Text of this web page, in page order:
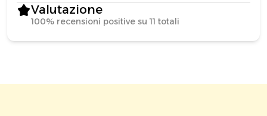
Valutazione
100% recensioni positive su 11 totali